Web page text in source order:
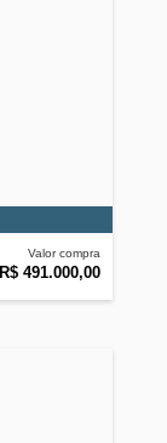
Valor compra
R$ 491.000,00